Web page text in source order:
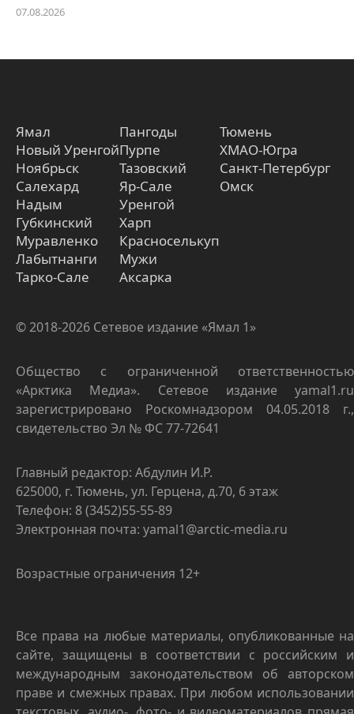
07.08.2026
Ямал
Новый Уренгой
Ноябрьск
Салехард
Надым
Губкинский
Муравленко
Лабытнанги
Тарко-Сале
Пангоды
Пурпе
Тазовский
Яр-Сале
Уренгой
Харп
Красноселькуп
Мужи
Аксарка
Тюмень
ХМАО-Югра
Санкт-Петербург
Омск
© 2018-2026 Сетевое издание «Ямал 1»
Общество с ограниченной ответственностью
«Арктика Медиа». Сетевое издание yamal1.ru
зарегистрировано Роскомнадзором 04.05.2018 г.,
свидетельство Эл № ФС 77-72641
Главный редактор: Абдулин И.Р.
625000, г. Тюмень, ул. Герцена, д.70, 6 этаж
Телефон: 8 (3452)55-55-89
Электронная почта: yamal1@arctic-media.ru
Возрастные ограничения 12+
Все права на любые материалы, опубликованные на
сайте, защищены в соответствии с российским и
международным законодательством об авторском
праве и смежных правах. При любом использовании